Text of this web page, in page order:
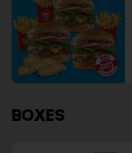
BOXES